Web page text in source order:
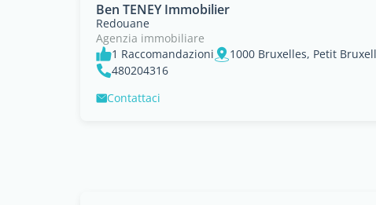
Ben TENEY Immobilier
Redouane
Agenzia immobiliare
1 Raccomandazioni
480204316
Contattaci